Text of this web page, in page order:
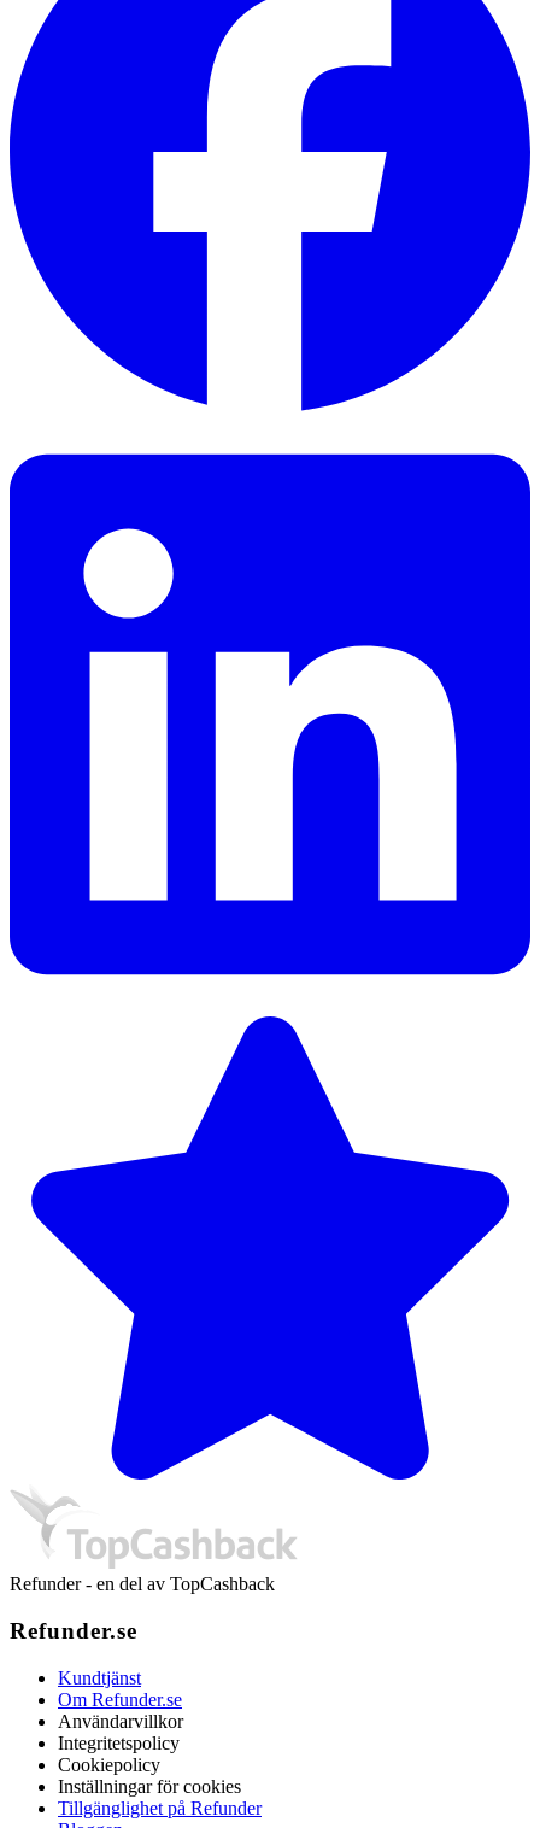
Refunder - en del av TopCashback
Refunder.se
Kundtjänst
Om Refunder.se
Användarvillkor
Integritetspolicy
Cookiepolicy
Inställningar för cookies
Tillgänglighet på Refunder